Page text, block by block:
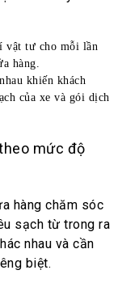
vật tư cho mỗi lần
hàng.
khiến khách
của xe và gói dịch
mức độ
hàng chăm sóc
sạch từ trong ra
nhau và cần
biệt.